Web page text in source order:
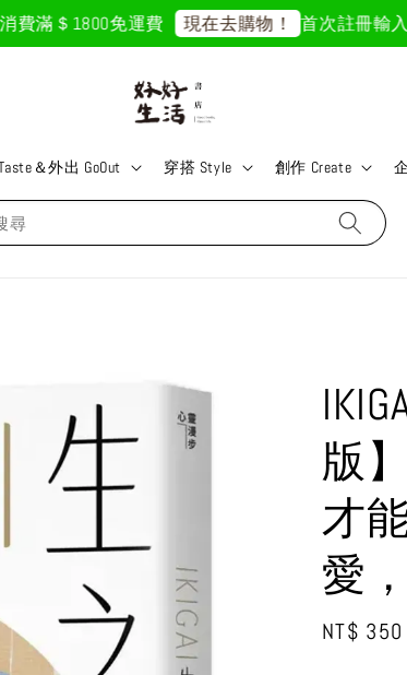
＄1800免運費 現在去購物！ 首次註冊輸入折
尋
＆外出 GoOut 穿搭 Style 創作 Create
版
才
愛
Regular
NT$ 350